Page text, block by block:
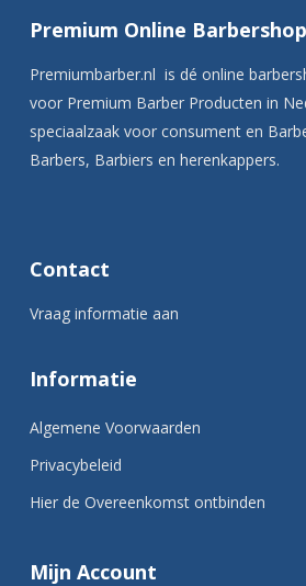
Premium Online Barbershop
Premiumbarber.nl is dé online
voor Premium Barber Producten in
speciaalzaak voor consument en
Barbers, Barbiers en herenkappers.
Contact
Vraag informatie aan
Informatie
Algemene Voorwaarden
Privacybeleid
Hier de Overeenkomst ontbinden
Mijn Account